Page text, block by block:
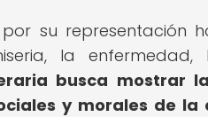
su representación
la
busca mostrar
y morales de la